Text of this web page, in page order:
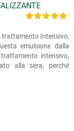
trattamento Intensivo,
emulsione dalla
intensivo,
alla sera, perché